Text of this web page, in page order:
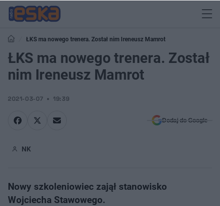
ŁKS ma nowego trenera. Został nim Ireneusz Mamrot
ŁKS ma nowego trenera. Został
nim Ireneusz Mamrot
2021-03-07 19:39
Dodaj do Google
NK
Nowy szkoleniowiec zajął stanowisko
Wojciecha Stawowego.